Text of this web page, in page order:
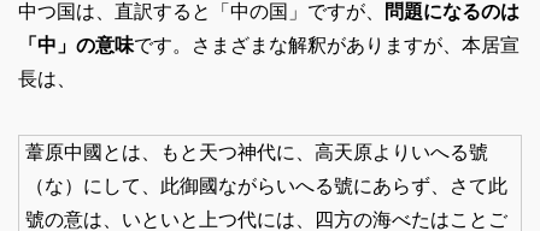
中つ国は、直訳すると「中の国」ですが、
問題になるのは
「中」の意味です。さまざまな解釈がありますが、本居宣
長は、
葦原中國とは、もと天つ神代に、高天原よりいへる號
（な）にして、此御國ながらいへる號にあらず、さて此
號の意は、いといと上つ代には、四方の海べたはことご